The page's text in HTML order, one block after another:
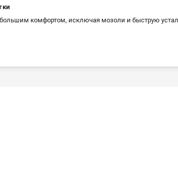
комфортом, исключая мозоли и быструю